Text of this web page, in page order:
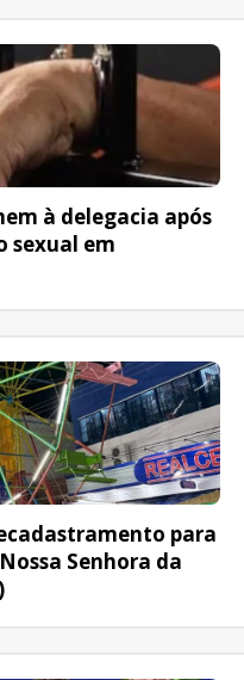
à delegacia após
sexual em
para
Senhora da